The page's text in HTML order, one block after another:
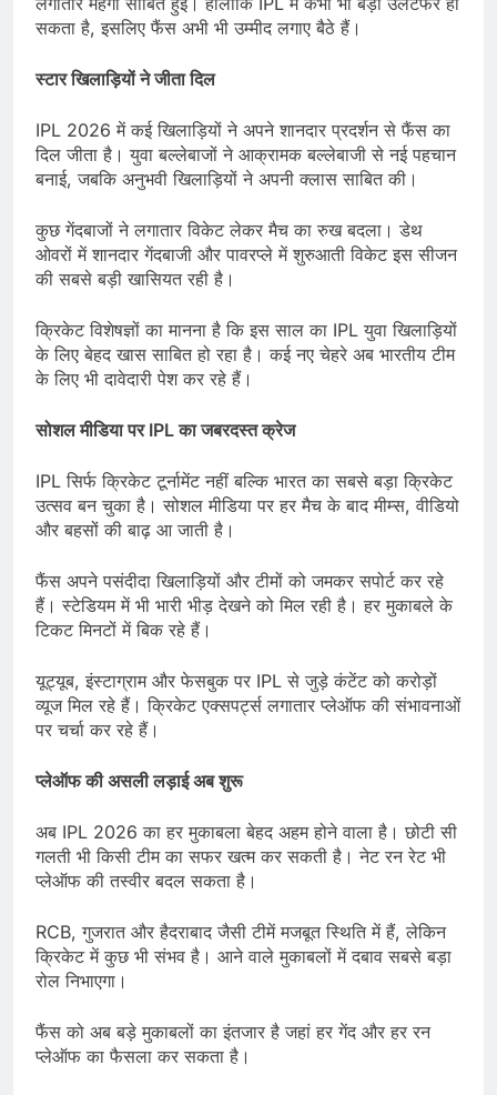
सकता है, इसलिए फैंस अभी भी उम्मीद लगाए बैठे हैं।
स्टार खिलाड़ियों ने जीता दिल
IPL 2026 में कई खिलाड़ियों ने अपने शानदार प्रदर्शन से फैंस का
दिल जीता है। युवा बल्लेबाजों ने आक्रामक बल्लेबाजी से नई पहचान
बनाई, जबकि अनुभवी खिलाड़ियों ने अपनी क्लास साबित की।
कुछ गेंदबाजों ने लगातार विकेट लेकर मैच का रुख बदला। डेथ
ओवरों में शानदार गेंदबाजी और पावरप्ले में शुरुआती विकेट इस सीजन
की सबसे बड़ी खासियत रही है।
क्रिकेट विशेषज्ञों का मानना है कि इस साल का IPL युवा खिलाड़ियों
के लिए बेहद खास साबित हो रहा है। कई नए चेहरे अब भारतीय टीम
के लिए भी दावेदारी पेश कर रहे हैं।
सोशल मीडिया पर IPLका जबरदस्त क्रेज
IPL सिर्फ क्रिकेट टूर्नामेंट नहीं बल्कि भारत का सबसे बड़ा क्रिकेट
उत्सव बन चुका है। सोशल मीडिया पर हर मैच के बाद मीम्स, वीडियो
और बहसों की बाढ़ आ जाती है।
फैंस अपने पसंदीदा खिलाड़ियों और टीमों को जमकर सपोर्ट कर रहे
हैं। स्टेडियम में भी भारी भीड़ देखने को मिल रही है। हर मुकाबले के
टिकट मिनटों में बिक रहे हैं।
यूट्यूब, इंस्टाग्राम और फेसबुक पर IPL से जुड़े कंटेंट को करोड़ों
व्यूज मिल रहे हैं। क्रिकेट एक्सपर्ट्स लगातार प्लेऑफ की संभावनाओं
पर चर्चा कर रहे हैं।
प्लेऑफ की असली लड़ाई अब शुरू
अब IPL 2026 का हर मुकाबला बेहद अहम होने वाला है। छोटी सी
गलती भी किसी टीम का सफर खत्म कर सकती है। नेट रन रेट भी
प्लेऑफ की तस्वीर बदल सकता है।
RCB, गुजरात और हैदराबाद जैसी टीमें मजबूत स्थिति में हैं, लेकिन
क्रिकेट में कुछ भी संभव है। आने वाले मुकाबलों में दबाव सबसे बड़ा
रोल निभाएगा।
फैंस को अब बड़े मुकाबलों का इंतजार है जहां हर गेंद और हर रन
प्लेऑफ का फैसला कर सकता है।